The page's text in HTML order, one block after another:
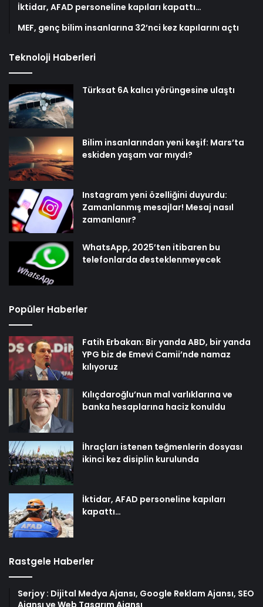
İktidar, AFAD personeline kapıları kapattı…
MEF, genç bilim insanlarına 32’nci kez kapılarını açtı
Teknoloji Haberleri
Türksat 6A kalıcı yörüngesine ulaştı
Bilim insanlarından yeni keşif: Mars’ta
eskiden yaşam var mıydı?
Instagram yeni özelliğini duyurdu:
Zamanlanmış mesajlar! Mesaj nasıl
zamanlanır?
WhatsApp, 2025’ten itibaren bu
telefonlarda desteklenmeyecek
Popüler Haberler
Fatih Erbakan: Bir yanda ABD, bir yanda
YPG biz de Emevi Camii’nde namaz
kılıyoruz
Kılıçdaroğlu’nun mal varlıklarına ve
banka hesaplarına haciz konuldu
İhraçları istenen teğmenlerin dosyası
ikinci kez disiplin kurulunda
İktidar, AFAD personeline kapıları
kapattı…
Rastgele Haberler
Serjoy : Dijital Medya Ajansı, Google Reklam Ajansı, SEO
Ajansı ve Web Tasarım Ajansı